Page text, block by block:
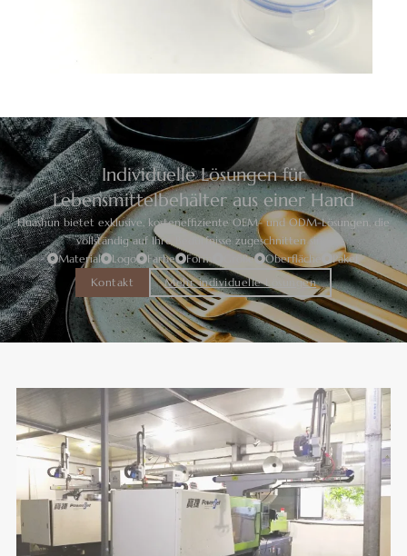
Individuelle Lösungen für
Lebensmittelbehälter aus einer Hand
Huashun bietet exklusive, kosteneffiziente OEM- und ODM-Lösungen, die
vollständig auf Ihre Bedürfnisse zugeschnitten sind.
Material
Logo Farbe Form Größe Oberfläche
Paket
Kontakt
Mehr individuelle Lösungen